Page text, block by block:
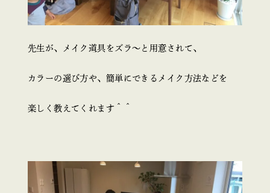
先生が、メイク道具をズラ～と用意されて、
カラーの選び方や、簡単にできるメイク方法などを
楽しく教えてくれます＾＾